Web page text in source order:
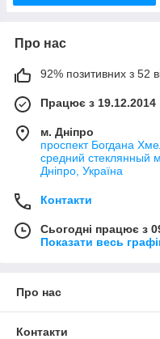
Про нас
92% позитивних з 52
Працює з 19.12.2014
м. Дніпро
проспект Богдана
средний стеклянный
Дніпро, Україна
Контакти
Сьогодні працює з
Показати весь
Про нас
Контакти